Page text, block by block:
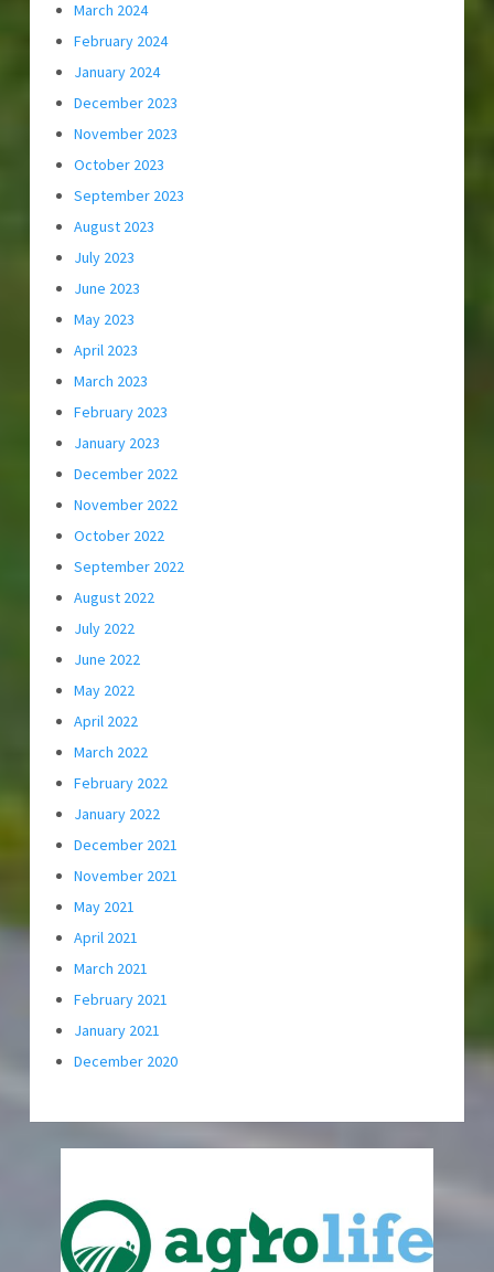
March 2024
February 2024
January 2024
December 2023
November 2023
October 2023
September 2023
August 2023
July 2023
June 2023
May 2023
April 2023
March 2023
February 2023
January 2023
December 2022
November 2022
October 2022
September 2022
August 2022
July 2022
June 2022
May 2022
April 2022
March 2022
February 2022
January 2022
December 2021
November 2021
May 2021
April 2021
March 2021
February 2021
January 2021
December 2020